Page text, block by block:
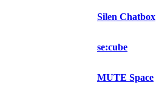
Silen Chatbox
se:cube
MUTE Space